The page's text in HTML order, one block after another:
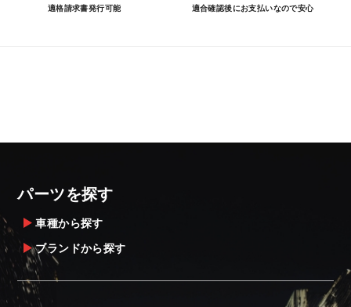
適格請求書発行可能 適合確認後にお支払いなので安心
パーツを探す
車種から探す
ブランドから探す